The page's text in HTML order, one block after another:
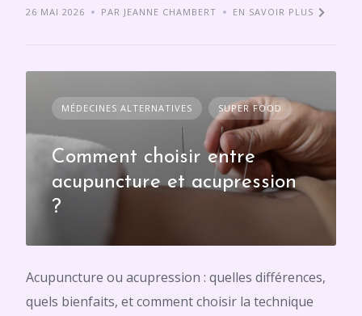
26 MAI 2026 PAR JEANNE CHAMBERT EN SAVOIR PLUS
MÉDECINES ALTERNATIVES SUPER FOOD
Comment choisir entre
acupuncture et acupression
?
Acupuncture ou acupression : quelles différences,
quels bienfaits, et comment choisir la technique